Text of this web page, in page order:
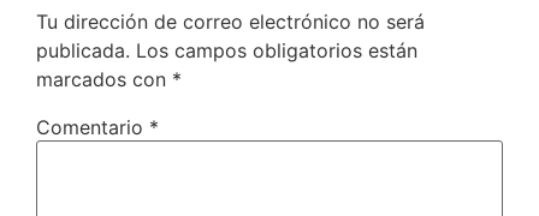
Tu dirección de correo electrónico no será
publicada. Los campos obligatorios están
marcados con *
Comentario *